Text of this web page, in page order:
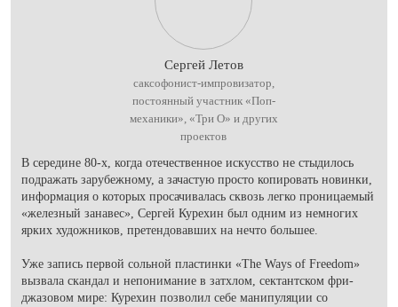
Сергей Летов
саксофонист-импровизатор,
постоянный участник «Поп-
механики», «Три О» и других
проектов
В середине 80-х, когда отечественное искусство не стыдилось
подражать зарубежному, а зачастую просто копировать новинки,
информация о которых просачивалась сквозь легко проницаемый
«железный занавес», Сергей Курехин был одним из немногих
ярких художников, претендовавших на нечто большее.
Уже запись первой сольной пластинки «The Ways of Freedom»
вызвала скандал и непонимание в затхлом, сектантском фри-
джазовом мире: Курехин позволил себе манипуляции со